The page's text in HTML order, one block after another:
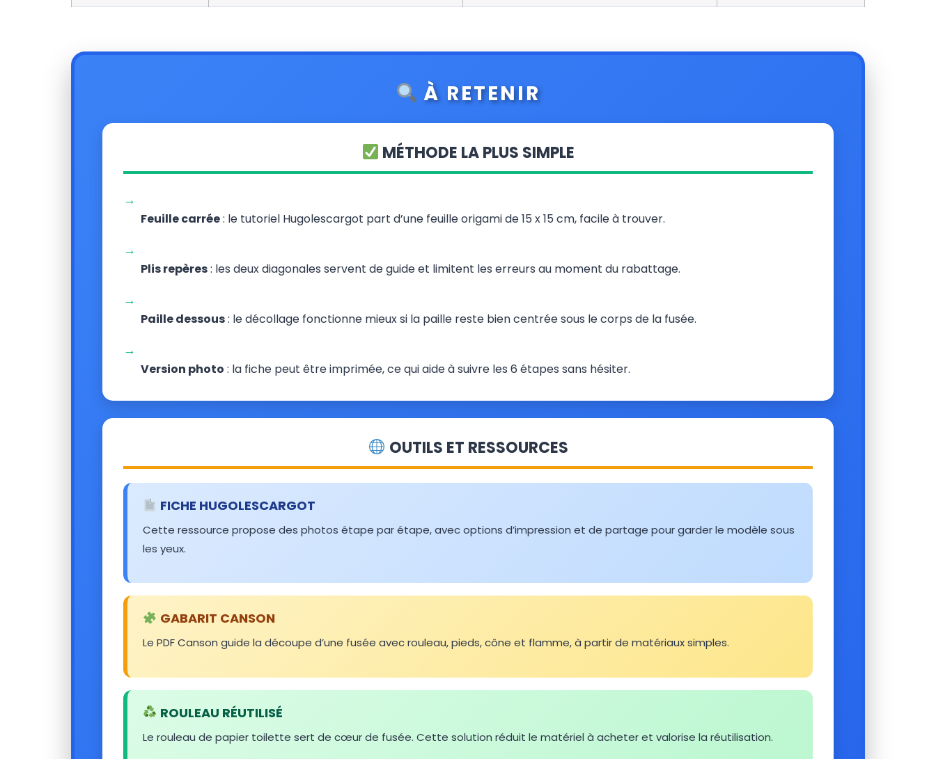
À RETENIR
MÉTHODE LA PLUS SIMPLE
→
Feuille carrée: le tutoriel Hugolescargot part d’une feuille origami de 15 x 15 cm, facile à trouver.
→
Plis repères: les deux diagonales servent de guide et limitent les erreurs au moment du rabattage.
→
Paille dessous: le décollage fonctionne mieux si la paille reste bien centrée sous le corps de la fusée.
→
Version photo : la fiche peut être imprimée, ce qui aide à suivre les 6 étapes sans hésiter.
OUTILS ET RESSOURCES
FICHE HUGOLESCARGOT
Cette ressource propose des photos étape par étape, avec options d’impression et de partage pour garder le modèle sous
les yeux.
GABARIT CANSON
Le PDF Canson guide la découpe d’une fusée avec rouleau, pieds, cône et flamme, à partir de matériaux simples.
ROULEAU RÉUTILISÉ
Le rouleau de papier toilette sert de cœur de fusée. Cette solution réduit le matériel à acheter et valorise la réutilisation.